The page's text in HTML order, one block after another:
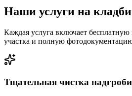
Наши услуги на
Каждая услуга включает
участка и полную
Тщательная чистка